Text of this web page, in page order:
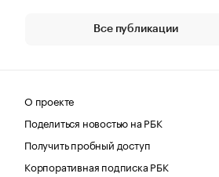
Все публикации
О проекте
Поделиться новостью на РБК
Получить пробный доступ
Корпоративная подписка РБК